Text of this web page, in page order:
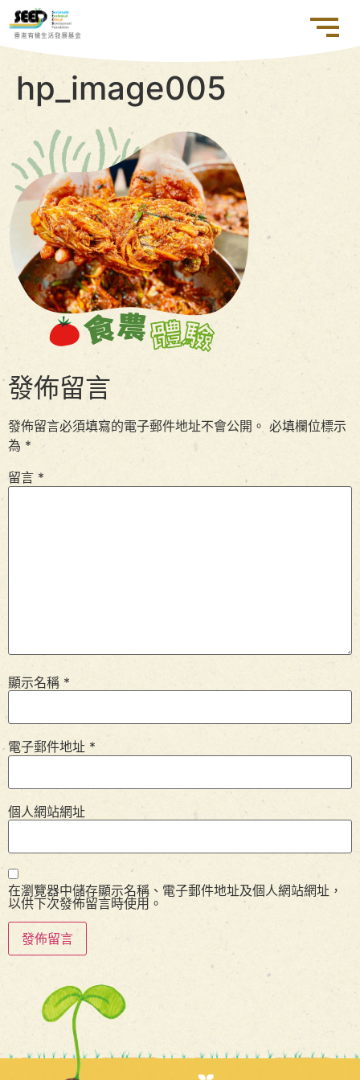
hp_image005
發佈留言
發佈留言必須填寫的電子郵件地址不會公開。 必填欄位標示
為 *
留言 *
顯示名稱 *
電子郵件地址 *
個人網站網址
在瀏覽器中儲存顯示名稱、電子郵件地址及個人網站網址，
以供下次發佈留言時使用。